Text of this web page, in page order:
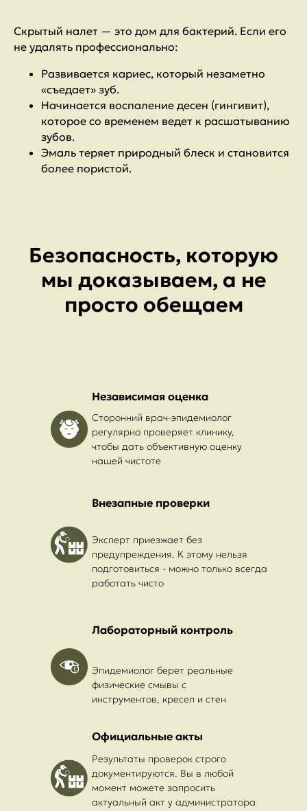
Скрытый налет — это дом для бактерий. Если его
не удалять профессионально:
Развивается кариес, который незаметно
«съедает» зуб.
Начинается воспаление десен (гингивит),
которое со временем ведет к расшатыванию
зубов.
Эмаль теряет природный блеск и становится
более пористой.
Безопасность, которую
мы доказываем, а не
просто обещаем
Независимая оценка
Сторонний врач-эпидемиолог
регулярно проверяет клинику,
чтобы дать объективную оценку
нашей чистоте
Внезапные проверки
Эксперт приезжает без
предупреждения. К этому нельзя
подготовиться - можно только всегда
работать чисто
Лабораторный контроль
Эпидемиолог берет реальные
физические смывы с
инструментов, кресел и стен
Официальные акты
Результаты проверок строго
документируются. Вы в любой
момент можете запросить
актуальный акт у администратора